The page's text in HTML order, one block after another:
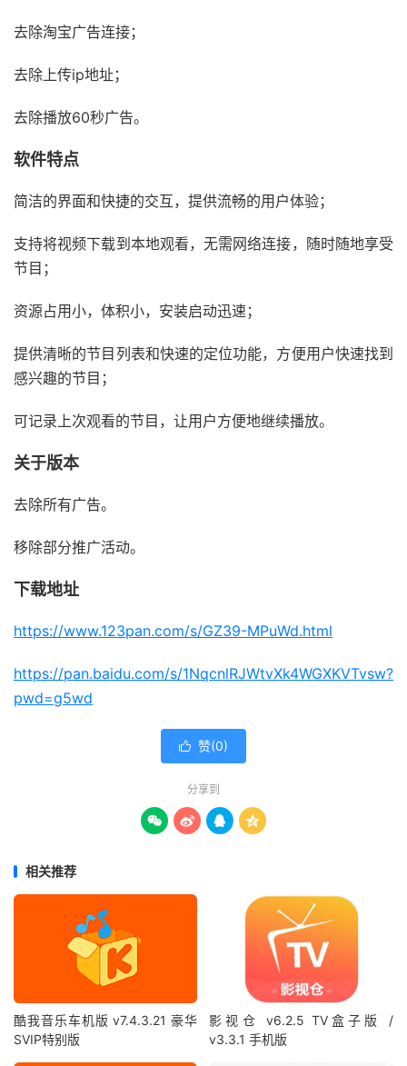
去除淘宝广告连接；
去除上传ip地址；
去除播放60秒广告。
软件特点
简洁的界面和快捷的交互，提供流畅的用户体验；
支持将视频下载到本地观看，无需网络连接，随时随地享受
节目；
资源占用小，体积小，安装启动迅速；
提供清晰的节目列表和快速的定位功能，方便用户快速找到
感兴趣的节目；
可记录上次观看的节目，让用户方便地继续播放。
关于版本
去除所有广告。
移除部分推广活动。
下载地址
https://www.123pan.com/s/GZ39-MPuWd.html
https://pan.baidu.com/s/1NqcnlRJWtvXk4WGXKVTvsw?
pwd=g5wd
 赞(0)
分享到
   
相关推荐
酷我音乐车机版 v7.4.3.21 豪华
SVIP特别版
影视仓 v6.2.5 TV盒子版 /
v3.3.1 手机版